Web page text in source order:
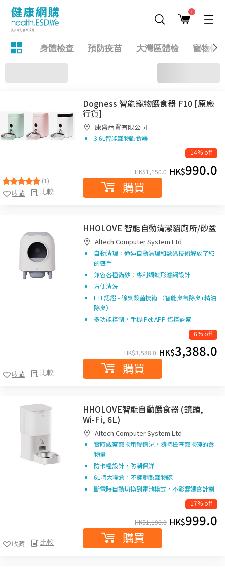
1
身體檢查 預防疫苗 大灣區體檢 寵物健
(1)
比較
收藏
Dogness 智能寵物餵食器 F10 [原廠
行貨]
康盛商貿有限公司
3.6L智能寵物餵食器
14% off
HK$1,150.0 HK$990.0
購買
比較
收藏
HHOLOVE 智能自動清潔貓廁所/砂盆
Altech Computer System Ltd
自動清理：通過自動清理和數碼技術解放了您
的雙手
兼容各種貓砂︰專利蝴蝶形濾網設計
方便清洗
ETL認證 - 除臭殺菌技術 （智能臭氧除臭+精油
除臭）
多功能控制，手機iPet APP 遙控監察
6% off
HK$3,588.0 HK$3,388.0
購買
比較
收藏
HHOLOVE智能自動餵食器 (鏡頭,
Wi-Fi, 6L)
Altech Computer System Ltd
實時觀察寵物用餐情況，隨時檢查寵物碗的食
物量
防卡糧設計，防潮保鮮
6L特大糧倉，不鏽鋼製寵物碗
斷電時自動切換到電池模式，不影響餵食計劃
17% off
HK$1,198.0 HK$999.0
購買